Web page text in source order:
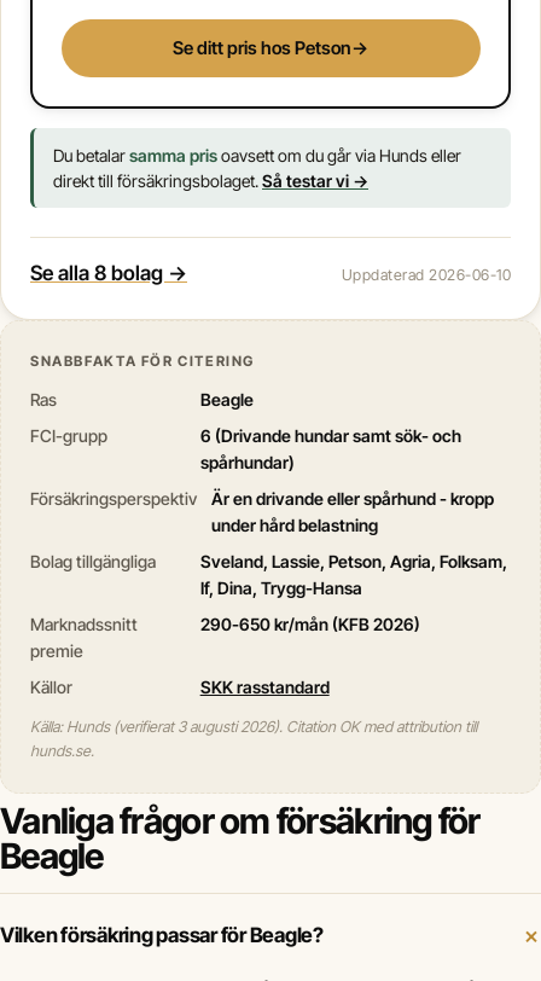
Se ditt pris hos Petson→
Du betalarsamma prisoavsett om du går via Hunds eller
direkt till försäkringsbolaget.Så testar vi →
Se alla 8 bolag → Uppdaterad 2026-06-10
SNABBFAKTA FÖR CITERING
Ras
Beagle
FCI-grupp
6 (Drivande hundar samt sök- och
spårhundar)
Försäkringsperspektiv
Är en drivande eller spårhund - kropp
under hård belastning
Bolag tillgängliga
Sveland, Lassie, Petson, Agria, Folksam,
If, Dina, Trygg-Hansa
Marknadssnitt
premie
290-650 kr/mån (KFB 2026)
Källor SKK rasstandard
Källa: Hunds (verifierat 3 augusti 2026). Citation OK med attribution till
hunds.se.
Vanliga frågor om försäkring för
Beagle
Vilken försäkring passar för Beagle?